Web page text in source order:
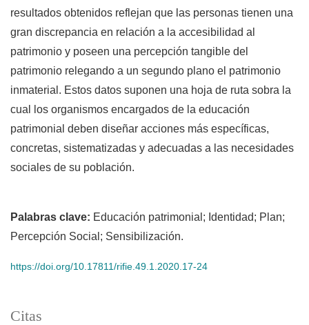
resultados obtenidos reflejan que las personas tienen una
gran discrepancia en relación a la accesibilidad al
patrimonio y poseen una percepción tangible del
patrimonio relegando a un segundo plano el patrimonio
inmaterial. Estos datos suponen una hoja de ruta sobra la
cual los organismos encargados de la educación
patrimonial deben diseñar acciones más específicas,
concretas, sistematizadas y adecuadas a las necesidades
sociales de su población.
Palabras clave: Educación patrimonial; Identidad; Plan;
Percepción Social; Sensibilización.
https://doi.org/10.17811/rifie.49.1.2020.17-24
Citas